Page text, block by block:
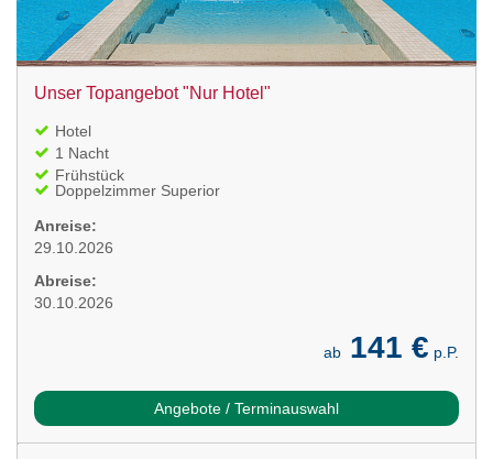
Unser Topangebot "Nur Hotel"
Hotel
1 Nacht
Frühstück
Doppelzimmer Superior
Anreise:
29.10.2026
Abreise:
30.10.2026
ab 141 € p.P.
Angebote / Terminauswahl